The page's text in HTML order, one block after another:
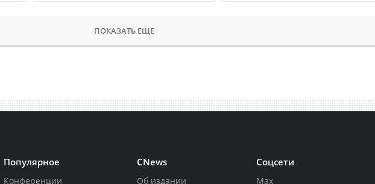
ПОКАЗАТЬ ЕЩЕ
Популярное
Конференции
CNews
Об издании
Соцсети
Max